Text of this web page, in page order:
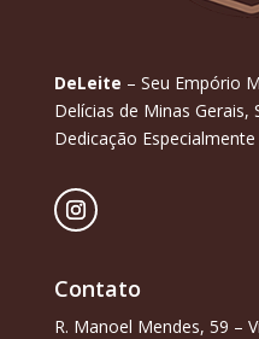
DeLeite – Seu Empório
Delícias de Minas
Dedicação Especialmente
Contato
R. Manoel Mendes, 59 –